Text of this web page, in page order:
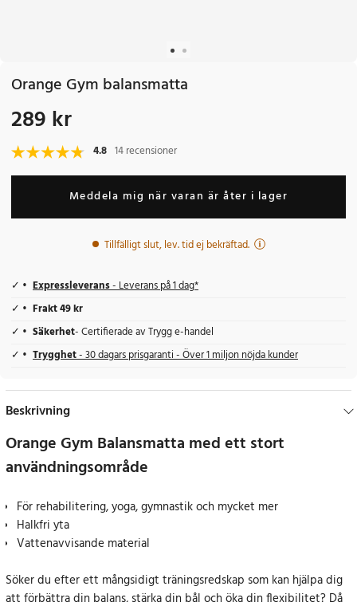
Orange Gym balansmatta
Pris:289 kr
289 kr
4.8 14 recensioner
Meddela mig när varan är åter i lager
Tillfälligt slut, lev. tid ej bekräftad.
Expressleverans- Leverans på 1 dag*
Frakt 49 kr
Säkerhet- Certifierade av Trygg e-handel
Trygghet- 30 dagars prisgaranti - Över 1 miljon nöjda kunder
Beskrivning
Orange Gym Balansmatta med ett stort
användningsområde
För rehabilitering, yoga, gymnastik och mycket mer
Halkfri yta
Vattenavvisande material
Söker du efter ett mångsidigt träningsredskap som kan hjälpa dig